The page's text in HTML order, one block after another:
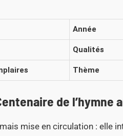
Année
Qualités
Thème
de l’hymne
mise en circulation : elle